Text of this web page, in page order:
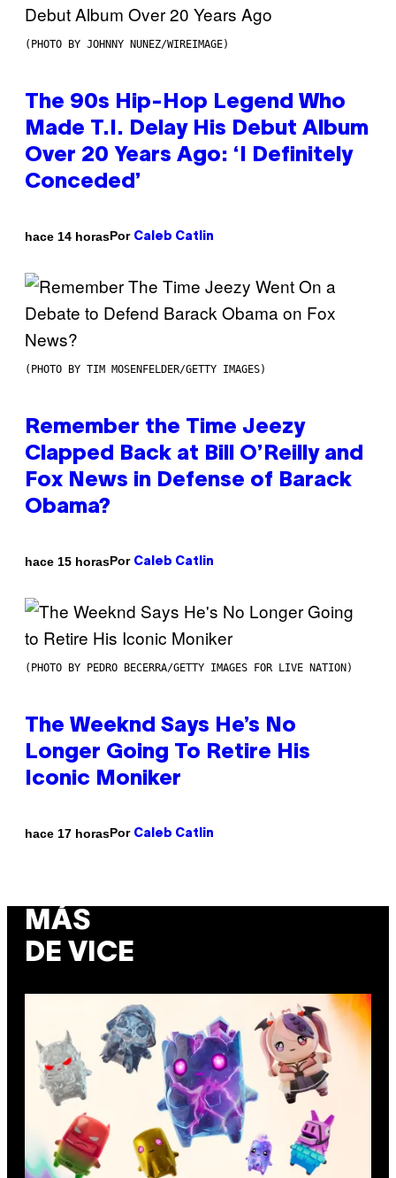
(PHOTO BY JOHNNY NUNEZ/WIREIMAGE)
The 90s Hip-Hop Legend Who
Made T.I. Delay His Debut Album
Over 20 Years Ago: ‘I Definitely
Conceded’
hace 14 horasPor Caleb Catlin
(PHOTO BY TIM MOSENFELDER/GETTY IMAGES)
Remember the Time Jeezy
Clapped Back at Bill O’Reilly and
Fox News in Defense of Barack
Obama?
hace 15 horasPor Caleb Catlin
(PHOTO BY PEDRO BECERRA/GETTY IMAGES FOR LIVE NATION)
The Weeknd Says He’s No
Longer Going To Retire His
Iconic Moniker
hace 17 horasPor Caleb Catlin
MÁS
DE VICE